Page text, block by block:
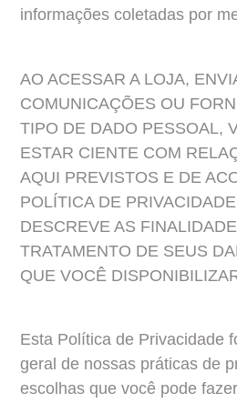
informações coletadas por
AO ACESSAR A LOJA,
COMUNICAÇÕES OU
TIPO DE DADO PESSOAL,
ESTAR CIENTE COM
AQUI PREVISTOS E DE
POLÍTICA DE
DESCREVE AS
TRATAMENTO DE SEUS
QUE VOCÊ
Esta Política de Privacidade
geral de nossas práticas de
escolhas que você pode